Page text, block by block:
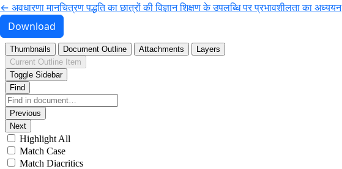
← Return to Article Details
अवधारणा मानचित्रण पद्धति का छात्रों की विज्ञान शिक्षण के उपलब्धि पर प्रभावशीलता का अध्ययन
Download